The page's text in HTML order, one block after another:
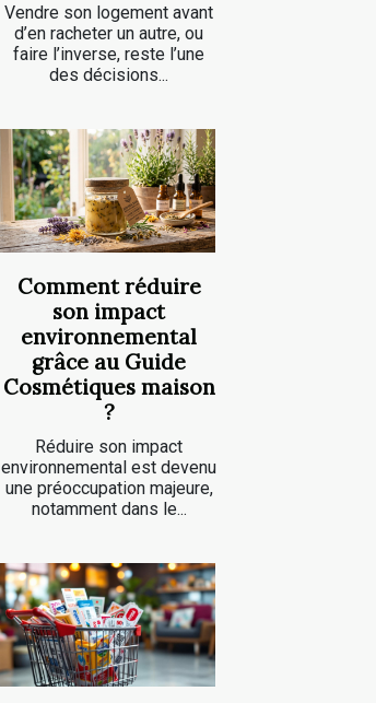
Vendre son logement avant
d’en racheter un autre, ou
faire l’inverse, reste l’une
des décisions...
Comment réduire
son impact
environnemental
grâce au Guide
Cosmétiques maison
?
Réduire son impact
environnemental est devenu
une préoccupation majeure,
notamment dans le...